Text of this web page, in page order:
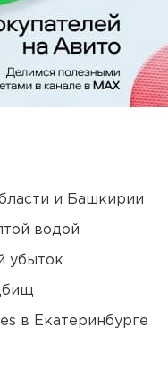
и Башкирии
водой
убыток
в Екатеринбурге